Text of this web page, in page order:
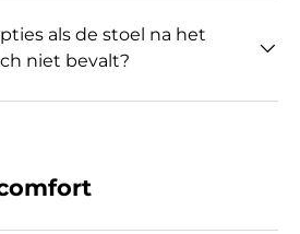
als de stoel na het
niet bevalt?